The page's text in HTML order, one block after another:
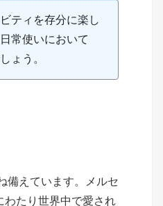
ティを存分に楽し
常使いにおいて
ょう。
備えています。メルセ
わたり世界中で愛され